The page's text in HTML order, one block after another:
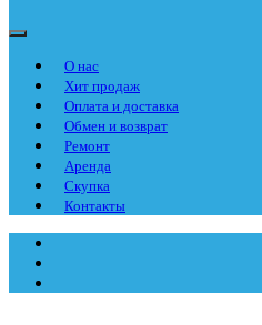
О нас
Хит продаж
Оплата и доставка
Обмен и возврат
Ремонт
Аренда
Скупка
Контакты